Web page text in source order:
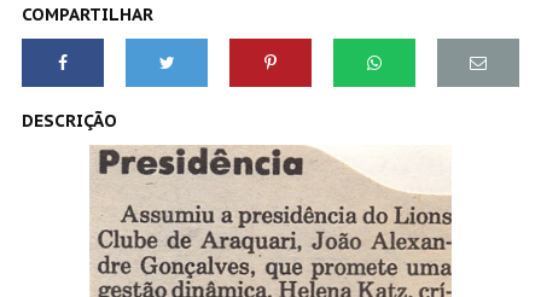
COMPARTILHAR
DESCRIÇÃO